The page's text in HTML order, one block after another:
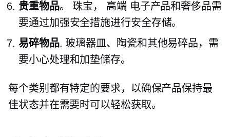
贵重物品。 珠宝， 高端电子产品和奢侈品需
要通过加强安全措施进行安全存储。
易碎物品. 玻璃器皿、陶瓷和其他易碎品，需
要小心处理和加垫储存。
每个类别都有特定的要求，以确保产品保持最
佳状态并在需要时可以轻松获取。